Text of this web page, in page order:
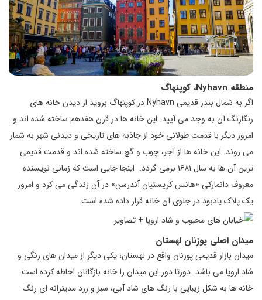
منطقه Nyhavn، کوپنهاگ
اگر به شمال بندر قدیمی Nyhavn در کوپنهاگ بروید از دیدن خانه های
رنگارنگ آن به وجد می آیید. این خانه ها در قرن هفدهم ساخته شده اند و
امروز دیگر با قدمت طولانی خود از جاذبه های تاریخی و دیدنی شهر به شمار
می روند. این خانه ها از آجر، چوب و گچ ساخته شده اند و قدمت قدیمی
ترین آن ها به سال ۱۶۸۱ برمی گردد. اینجا جایی است که زمانی نویسنده
معروف دانمارکی «هانس کریستیان آندرسن» در آن زندگی می کرد و امروز
یک پلاک یادبود در جلوی آن خانه قرار داده شده است.
میدان اصلی پوزنان لهستان
میدان بازار قدیمی پوزنان واقع در لهستان، یکی دیگر از میدان های رنگی و
شاد اروپا می باشد. دورتا دور این میدان را خانه بازگانان احاطه کرده است.
خانه ها به شکل زیبایی با رنگ های شاد آبی، سبز و زرد مدیترانه ای رنگ